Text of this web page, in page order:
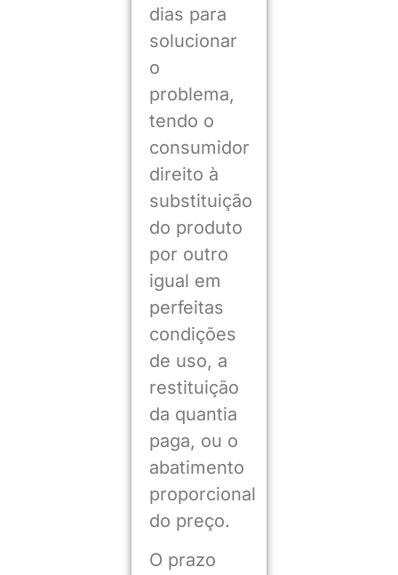
dias para
solucionar
o
problema,
tendo o
consumidor
direito à
substituição
do produto
por outro
igual em
perfeitas
condições
de uso, a
restituição
da quantia
paga, ou o
abatimento
proporcional
do preço.
O prazo